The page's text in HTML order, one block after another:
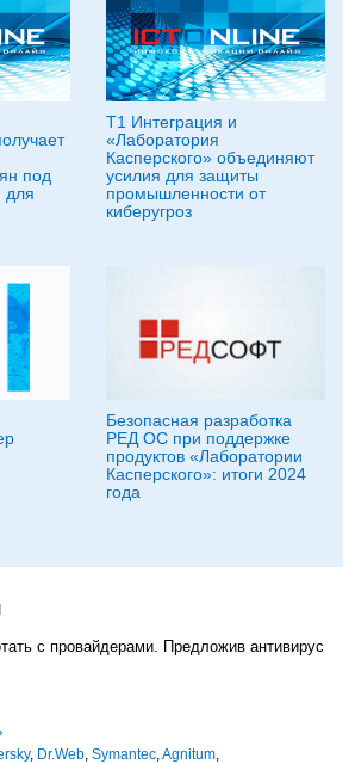
под
для
Т1 Интеграция и
«Лаборатория
Касперского» объединяют
усилия для защиты
промышленности от
киберугроз
Безопасная разработка
РЕД ОС при поддержке
продуктов «Лаборатории
Касперского»: итоги 2024
года
с провайдерами. Предложив антивирус
, Dr.Web Symantec Agnitum